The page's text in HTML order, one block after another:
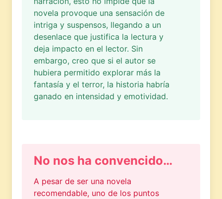
novela provoque una sensación de
intriga y suspensos, llegando a un
desenlace que justifica la lectura y
deja impacto en el lector. Sin
embargo, creo que si el autor se
hubiera permitido explorar más la
fantasía y el terror, la historia habría
ganado en intensidad y emotividad.
No nos ha convencido…
A pesar de ser una novela
recomendable, uno de los puntos